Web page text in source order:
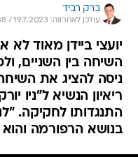
ברק רביד
עודכן לאחרונה: 19.7.2023 / 18:38
יועצי ביידן מאוד
השיחה בין השניים,
ניסה להציג את
ריאיון הנשיא ל"ניו
התנגדותו לחקיקה.
בנושא הרפורמה